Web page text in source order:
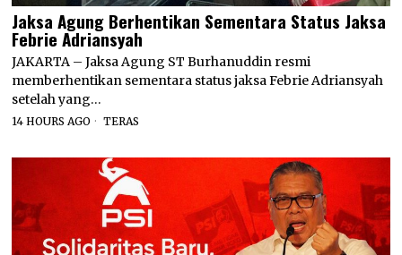
Jaksa Agung Berhentikan Sementara Status Jaksa
Febrie Adriansyah
JAKARTA – Jaksa Agung ST Burhanuddin resmi
memberhentikan sementara status jaksa Febrie Adriansyah
setelah yang…
14 HOURS AGO TERAS